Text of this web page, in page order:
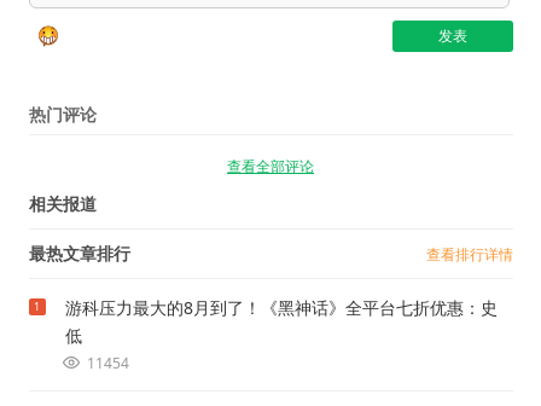
热门评论
查看全部评论
相关报道
最热文章排行 查看排行详情
1
游科压力最大的8月到了！《黑神话》全平台七折优惠：史
低
11454